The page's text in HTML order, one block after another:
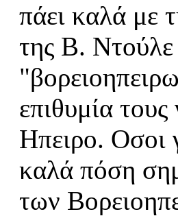
πάει καλά με
της Β. Ντούλε
επιθυμία
Ηπειρο. Οσοι
καλά πόση
των